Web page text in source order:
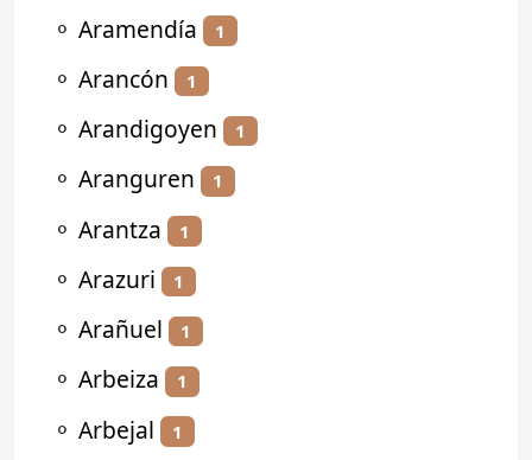
⚬ Aramendía 1
⚬ Arancón 1
⚬ Arandigoyen 1
⚬ Aranguren 1
⚬ Arantza 1
⚬ Arazuri 1
⚬ Arañuel 1
⚬ Arbeiza 1
⚬ Arbejal 1